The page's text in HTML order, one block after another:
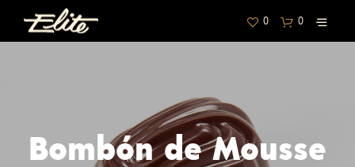
0 0
Bombón de Mousse